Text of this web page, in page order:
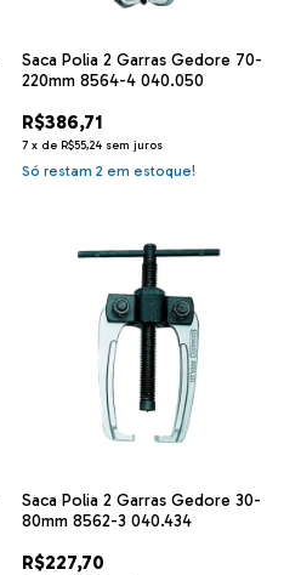
Saca Polia 2 Garras Gedore 70-
220mm 8564-4 040.050
R$386,71
7 x de R$55,24 sem juros
Só restam 2 em estoque!
Saca Polia 2 Garras Gedore 30-
80mm 8562-3 040.434
R$227,70